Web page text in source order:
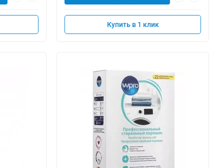
Купить в 1 клик